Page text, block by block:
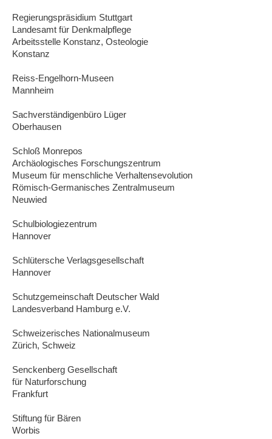
Regierungspräsidium Stuttgart
Landesamt für Denkmalpflege
Arbeitsstelle Konstanz, Osteologie
Konstanz
Reiss-Engelhorn-Museen
Mannheim
Sachverständigenbüro Lüger
Oberhausen
Schloß Monrepos
Archäologisches Forschungszentrum
Museum für menschliche Verhaltensevolution
Römisch-Germanisches Zentralmuseum
Neuwied
Schulbiologiezentrum
Hannover
Schlütersche Verlagsgesellschaft
Hannover
Schutzgemeinschaft Deutscher Wald
Landesverband Hamburg e.V.
Schweizerisches Nationalmuseum
Zürich, Schweiz
Senckenberg Gesellschaft
für Naturforschung
Frankfurt
Stiftung für Bären
Worbis